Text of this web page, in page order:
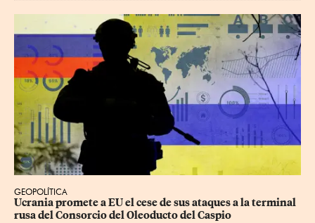
GEOPOLÍTICA
Ucrania promete a EU el cese de sus ataques a la terminal
rusa del Consorcio del Oleoducto del Caspio